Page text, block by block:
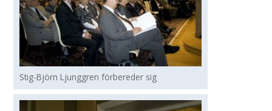
Stig-Björn Ljunggren förbereder sig